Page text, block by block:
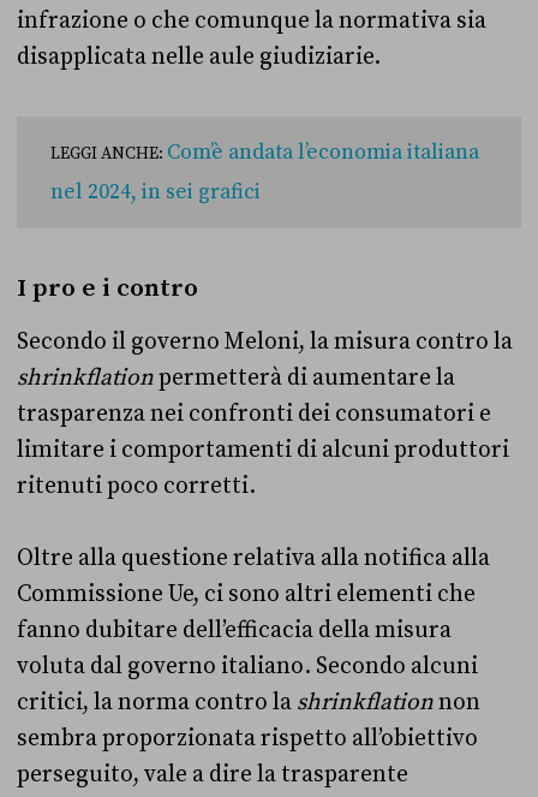
infrazione o che comunque la normativa sia
disapplicata nelle aule giudiziarie.
LEGGI ANCHE: Com’è andata l’economia italiana
nel 2024, in sei grafici
I pro e i contro
Secondo il governo Meloni, la misura contro la
shrinkflationpermetterà di aumentare la
trasparenza nei confronti dei consumatori e
limitare i comportamenti di alcuni produttori
ritenuti poco corretti.
Oltre alla questione relativa alla notifica alla
Commissione Ue, ci sono altri elementi che
fanno dubitare dell’efficacia della misura
voluta dal governo italiano. Secondo alcuni
critici, la norma contro la shrinkflationnon
sembra proporzionata rispetto all’obiettivo
perseguito, vale a dire la trasparente